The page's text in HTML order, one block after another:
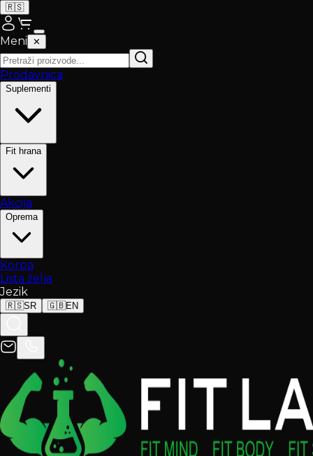
🇷🇸
Meni ✕
Prodavnica
Suplementi
Fit hrana
Akcija
Oprema
Korpa
Lista želja
Jezik
🇷🇸SR 🇬🇧EN